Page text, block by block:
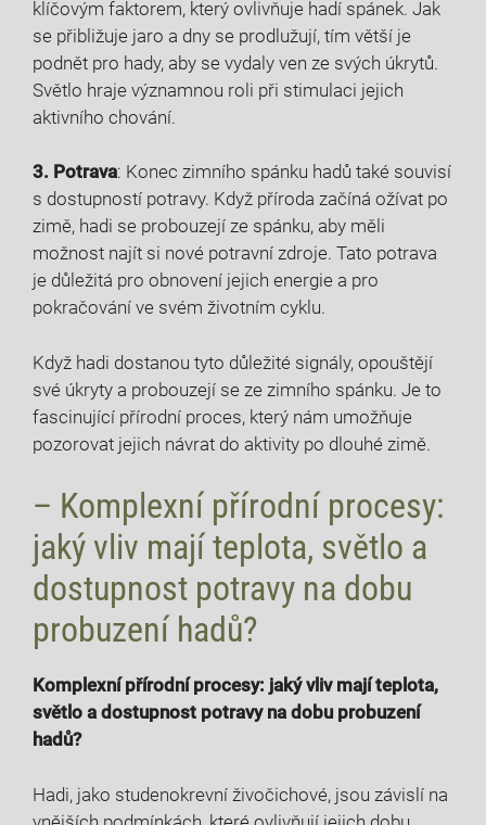
klíčovým faktorem, který ovlivňuje hadí spánek. Jak
se přibližuje jaro a dny se prodlužují, tím větší je
podnět pro hady, aby se vydaly ven ze svých úkrytů.
Světlo hraje významnou roli při stimulaci jejich
aktivního chování.
3. Potrava: Konec zimního spánku hadů také souvisí
s dostupností potravy. Když příroda začíná ožívat po
zimě, hadi se probouzejí ze spánku, aby měli
možnost najít si nové potravní zdroje. Tato potrava
je důležitá pro obnovení jejich energie a pro
pokračování ve svém životním cyklu.
Když hadi dostanou tyto důležité signály, opouštějí
své úkryty a probouzejí se ze zimního spánku. Je to
fascinující přírodní proces, který nám umožňuje
pozorovat jejich návrat do aktivity po dlouhé zimě.
– Komplexní přírodní procesy:
jaký vliv mají teplota, světlo a
dostupnost potravy na dobu
probuzení hadů?
Komplexní přírodní procesy: jaký vliv mají teplota,
světlo a dostupnost potravy na dobu probuzení
hadů?
Hadi, jako studenokrevní živočichové, jsou závislí na